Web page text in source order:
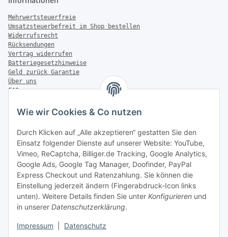
Wie wir Cookies & Co nutzen
Durch Klicken auf „Alle akzeptieren“ gestatten Sie den
Einsatz folgender Dienste auf unserer Website: YouTube,
Vimeo, ReCaptcha, Billiger.de Tracking, Google Analytics,
Google Ads, Google Tag Manager, Doofinder, PayPal
Express Checkout und Ratenzahlung. Sie können die
Einstellung jederzeit ändern (Fingerabdruck-Icon links
unten). Weitere Details finden Sie unter Konfigurieren und
in unserer Datenschutzerklärung.
Impressum Datenschutz
Mehrwertsteuerfreie
Umsatzsteuerbefreit im Shop bestellen
Widerrufsrecht
Rücksendungen
Vertrag widerrufen
Batteriegesetzhinweise
Geld zurück Garantie
Über uns
FAQ
Zahlung & Versand
Versandinformationen
Sonstiges